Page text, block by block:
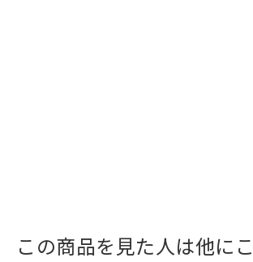
この商品を見た人は他に